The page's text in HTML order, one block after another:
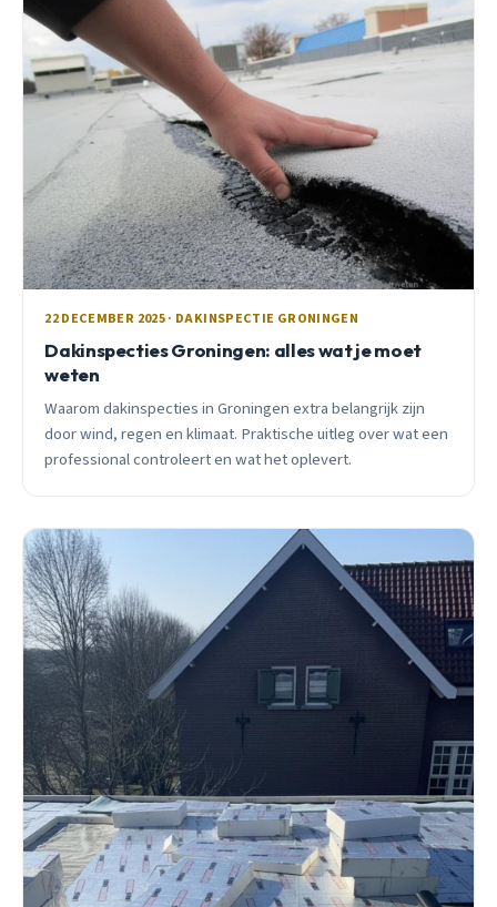
22 DECEMBER 2025 · DAKINSPECTIE GRONINGEN
Dakinspecties Groningen: alles wat je moet
weten
Waarom dakinspecties in Groningen extra belangrijk zijn
door wind, regen en klimaat. Praktische uitleg over wat een
professional controleert en wat het oplevert.